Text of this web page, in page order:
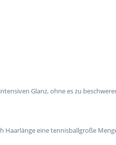
Glanz, ohne es zu
eine tennisballgroße